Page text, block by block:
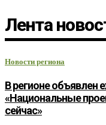
Лента
Новости региона
В регионе объявлен
«Национальные
сейчас»